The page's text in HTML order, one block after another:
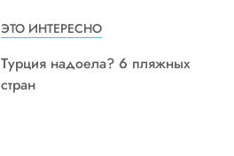
ЭТО ИНТЕРЕСНО
Турция надоела? 6 пляжных
стран